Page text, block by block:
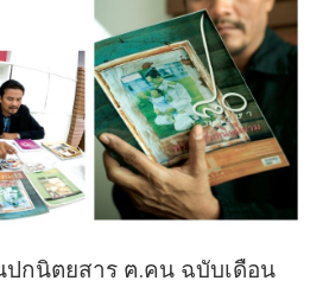
กนิตยสาร ฅ.คน ฉบับเดือน